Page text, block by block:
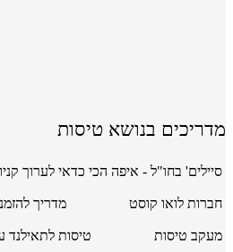
מדריכים בנושא טיסות
סיילים' בחו"ל - איפה הכי כדאי לערוך
חברות לואו קוסט מדריך
מעקב טיסות טיסות לתאילנד